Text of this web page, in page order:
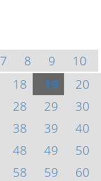
7 8 9
10
18 19
20
28 29
30
38 39
40
48 49
50
58 59
60